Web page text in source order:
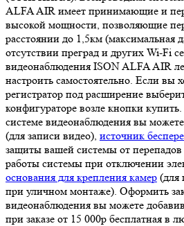
ALFA AIR имеет принимающие и
высокой мощности, позволяющие
расстоянии до 1,5км (максимальная
отсутствии преград и других Wi-Fi
видеонаблюдения ISON ALFA AIR
настроить самостоятельно. Если вы
регистратор под расширение
конфигураторе возле кнопки
системе видеонаблюдения вы
(для записи видео), источник
защиты вашей системы от
работы системы при отключении
основания для крепления камер (для
при уличном монтаже). Оформить
видеонаблюдения вы можете
при заказе от 15 000р бесплатная в